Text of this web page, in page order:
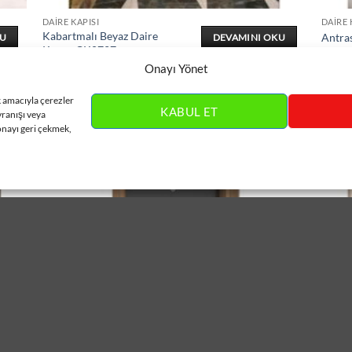
Onayı Yönet
çerezler
veya
geri çekmek,
KABUL ET
DAIRE KAPISI
Kabartmalı Beyaz Daire
Kapısı ÇK0727
DEVAMINI OKU
DAIRE